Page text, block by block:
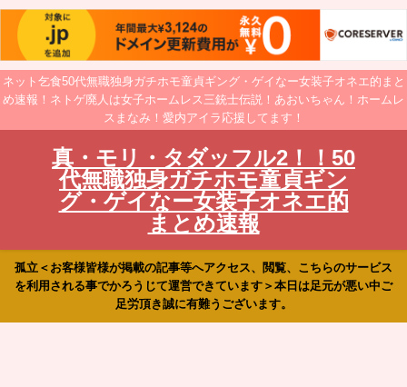
ネット乞食50代無職独身ガチホモ童貞ギング・ゲイなー女装子オネエ的まと
め速報！ネトゲ廃人は女子ホームレス三銃士伝説！あおいちゃん！ホームレ
スまなみ！愛内アイラ応援してます！
真・モリ・タダッフル2！！50
代無職独身ガチホモ童貞ギン
グ・ゲイなー女装子オネエ的
まとめ速報
孤立＜お客様皆様が掲載の記事等へアクセス、閲覧、こちらのサービス
を利用される事でかろうじて運営できています＞本日は足元が悪い中ご
足労頂き誠に有難うございます。